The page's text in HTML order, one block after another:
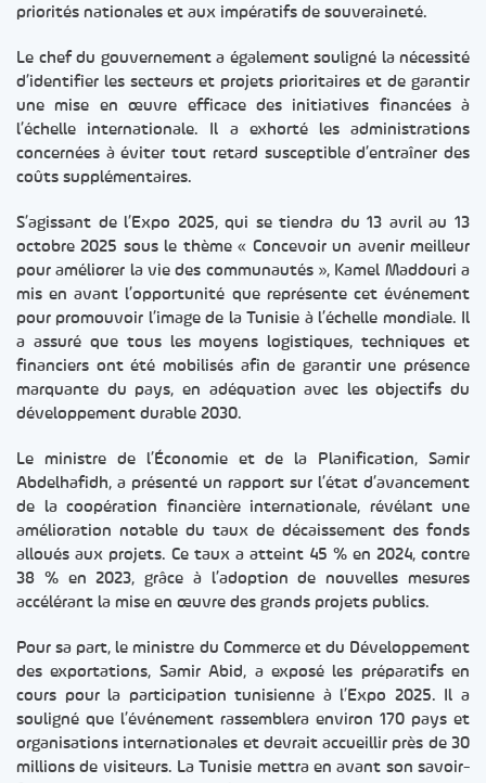
priorités nationales et aux impératifs de souveraineté.
Le chef du gouvernement a également souligné la nécessité
d’identifier les secteurs et projets prioritaires et de garantir
une mise en œuvre efficace des initiatives financées à
l’échelle internationale. Il a exhorté les administrations
concernées à éviter tout retard susceptible d’entraîner des
coûts supplémentaires.
S’agissant de l’Expo 2025, qui se tiendra du 13 avril au 13
octobre 2025 sous le thème « Concevoir un avenir meilleur
pour améliorer la vie des communautés », Kamel Maddouri a
mis en avant l’opportunité que représente cet événement
pour promouvoir l’image de la Tunisie à l’échelle mondiale. Il
a assuré que tous les moyens logistiques, techniques et
financiers ont été mobilisés afin de garantir une présence
marquante du pays, en adéquation avec les objectifs du
développement durable 2030.
Le ministre de l’Économie et de la Planification, Samir
Abdelhafidh, a présenté un rapport sur l’état d’avancement
de la coopération financière internationale, révélant une
amélioration notable du taux de décaissement des fonds
alloués aux projets. Ce taux a atteint 45 % en 2024, contre
38 % en 2023, grâce à l’adoption de nouvelles mesures
accélérant la mise en œuvre des grands projets publics.
Pour sa part, le ministre du Commerce et du Développement
des exportations, Samir Abid, a exposé les préparatifs en
cours pour la participation tunisienne à l’Expo 2025. Il a
souligné que l’événement rassemblera environ 170 pays et
organisations internationales et devrait accueillir près de 30
millions de visiteurs. La Tunisie mettra en avant son savoir-